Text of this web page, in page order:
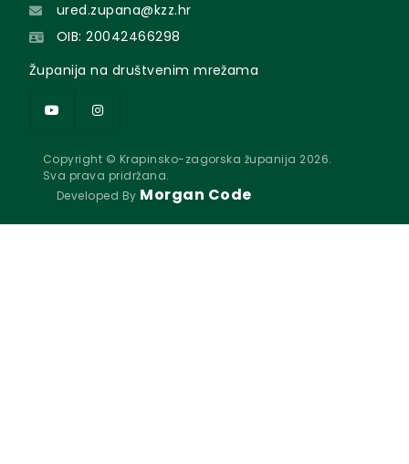
ured.zupana@kzz.hr
OIB: 20042466298
Županija na društvenim mrežama
Copyright © Krapinsko-zagorska županija 2026.
Sva prava pridržana.
Developed By Morgan Code